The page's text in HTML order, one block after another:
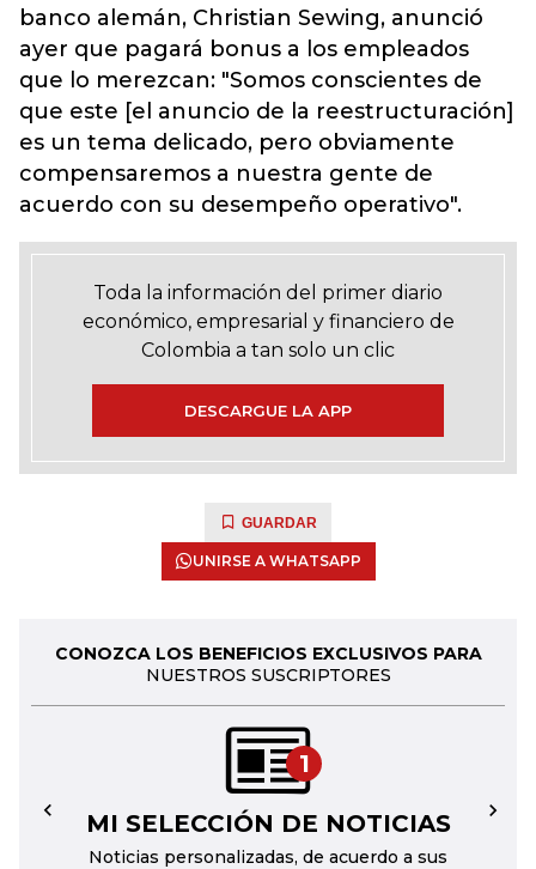
banco alemán, Christian Sewing, anunció
ayer que pagará bonus a los empleados
que lo merezcan: "Somos conscientes de
que este [el anuncio de la reestructuración]
es un tema delicado, pero obviamente
compensaremos a nuestra gente de
acuerdo con su desempeño operativo".
Toda la información del primer diario
económico, empresarial y financiero de
Colombia a tan solo un clic
DESCARGUE LA APP
GUARDAR
UNIRSE A WHATSAPP
CONOZCA LOS BENEFICIOS EXCLUSIVOS PARA
NUESTROS SUSCRIPTORES
1
MI SELECCIÓN DE NOTICIAS
Noticias personalizadas, de acuerdo a sus
← →